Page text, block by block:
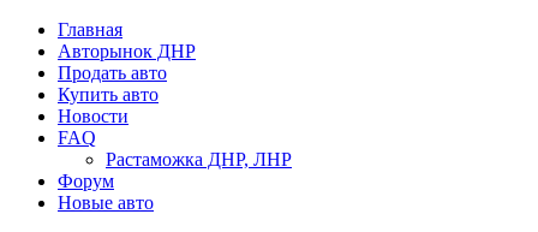
Главная
Авторынок ДНР
Продать авто
Купить авто
Новости
FAQ
Растаможка ДНР, ЛНР
Форум
Новые авто